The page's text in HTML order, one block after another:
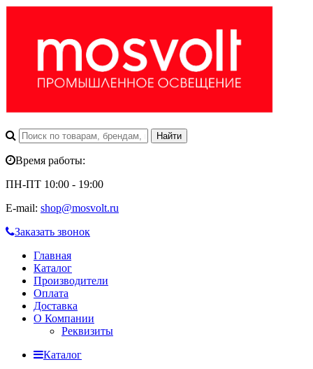
Время работы:
ПН-ПТ 10:00 - 19:00
E-mail: shop@mosvolt.ru
Заказать звонок
Главная
Каталог
Производители
Оплата
Доставка
О Компании
Реквизиты
Каталог